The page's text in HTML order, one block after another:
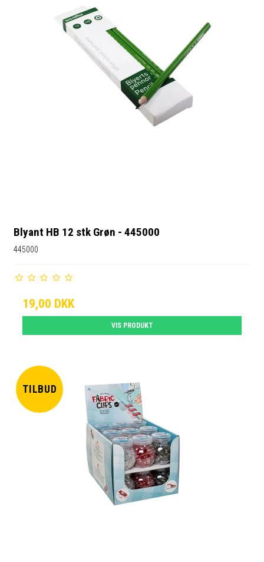
Blyant HB 12 stk Grøn - 445000
445000
19,00 DKK
VIS PRODUKT
TILBUD